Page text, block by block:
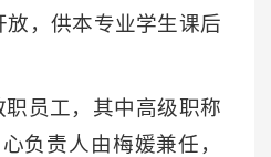
放，供本专业学生课后
员工，其中高级职称
负责人由梅媛兼任，